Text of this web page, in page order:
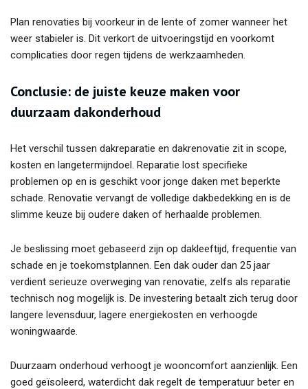
Plan renovaties bij voorkeur in de lente of zomer wanneer het
weer stabieler is. Dit verkort de uitvoeringstijd en voorkomt
complicaties door regen tijdens de werkzaamheden.
Conclusie: de juiste keuze maken voor
duurzaam dakonderhoud
Het verschil tussen dakreparatie en dakrenovatie zit in scope,
kosten en langetermijndoel. Reparatie lost specifieke
problemen op en is geschikt voor jonge daken met beperkte
schade. Renovatie vervangt de volledige dakbedekking en is de
slimme keuze bij oudere daken of herhaalde problemen.
Je beslissing moet gebaseerd zijn op dakleeftijd, frequentie van
schade en je toekomstplannen. Een dak ouder dan 25 jaar
verdient serieuze overweging van renovatie, zelfs als reparatie
technisch nog mogelijk is. De investering betaalt zich terug door
langere levensduur, lagere energiekosten en verhoogde
woningwaarde.
Duurzaam onderhoud verhoogt je wooncomfort aanzienlijk. Een
goed geïsoleerd, waterdicht dak regelt de temperatuur beter en